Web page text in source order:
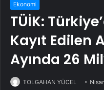
Ekonomi
TÜİK:
Kayıt Edilen
Ayında 26
TOLGAHAN YÜCEL